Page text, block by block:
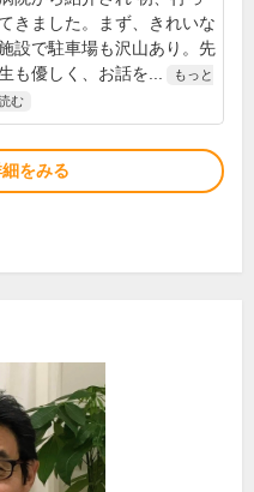
てきました。まず、きれいな
設で駐車場も沢山あり。先
も優しく、お話を...
もっと
む
をみる